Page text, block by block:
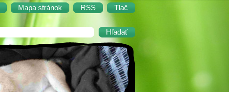
Mapa stránok RSS Tlač